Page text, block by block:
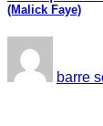
(Malick Faye)
barre